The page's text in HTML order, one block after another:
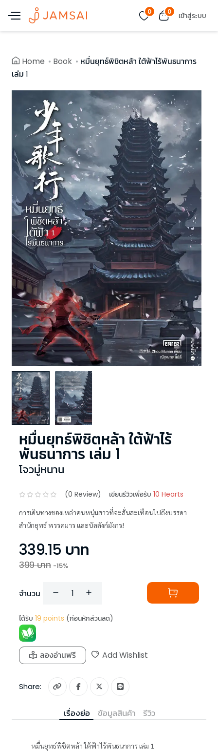
0 0 เข้าสู่ระบบ
Home Book
หมื่นยุทธ์พิชิตหล้า ใต้ฟ้าไร้พันธนาการ
เล่ม 1
หมื่นยุทธ์พิชิตหล้า ใต้ฟ้าไร้
พันธนาการ เล่ม 1
โจวมู่หนาน
(0 Review) เขียนรีวิวเพื่อรับ 10 Hearts
การเดินทางของเหล่าคนหนุ่มสาวที่จะสั่นสะเทือนไปถึงบรรดา
สำนักยุทธ์ พรรคมาร และบัลลังก์มังกร!
339.15 บาท
399บาท -15%
จำนวน
ได้รับ 19 points (ก่อนหักส่วนลด)
ลองอ่านฟรี Add Wishlist
Share:
เรื่องย่อ ข้อมูลสินค้า รีวิว
หมื่นยุทธ์พิชิตหล้า ใต้ฟ้าไร้พันธนาการ เล่ม 1